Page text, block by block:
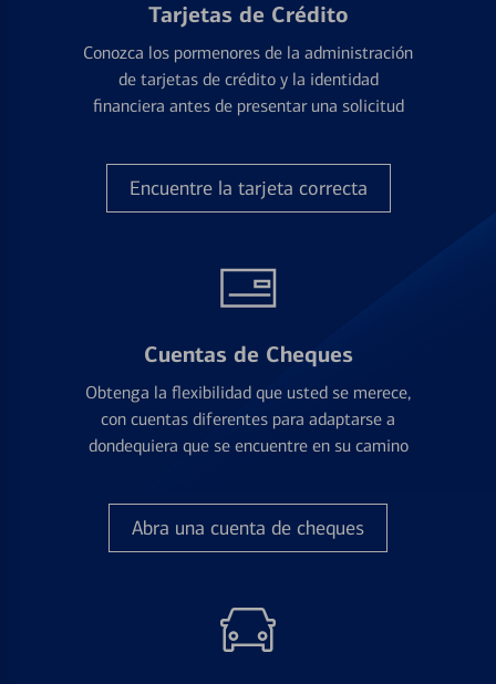
Tarjetas de Crédito
Conozca los pormenores de la administración
de tarjetas de crédito y la identidad
financiera antes de presentar una solicitud
Encuentre la tarjeta correcta
Cuentas de Cheques
Obtenga la flexibilidad que usted se merece,
con cuentas diferentes para adaptarse a
dondequiera que se encuentre en su camino
Abra una cuenta de cheques